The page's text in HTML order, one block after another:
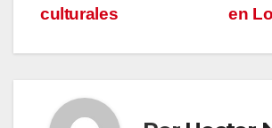
en
culturales